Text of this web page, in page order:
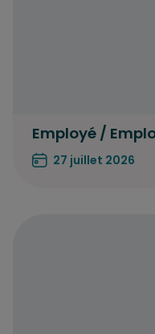
Employé /
27 juillet 2026